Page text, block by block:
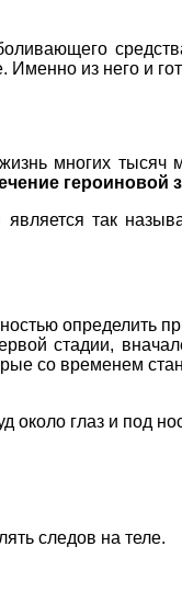
Именно из него и
многих
героиновой
так
определить
стадии,
со временем
около глаз и под
следов на теле.